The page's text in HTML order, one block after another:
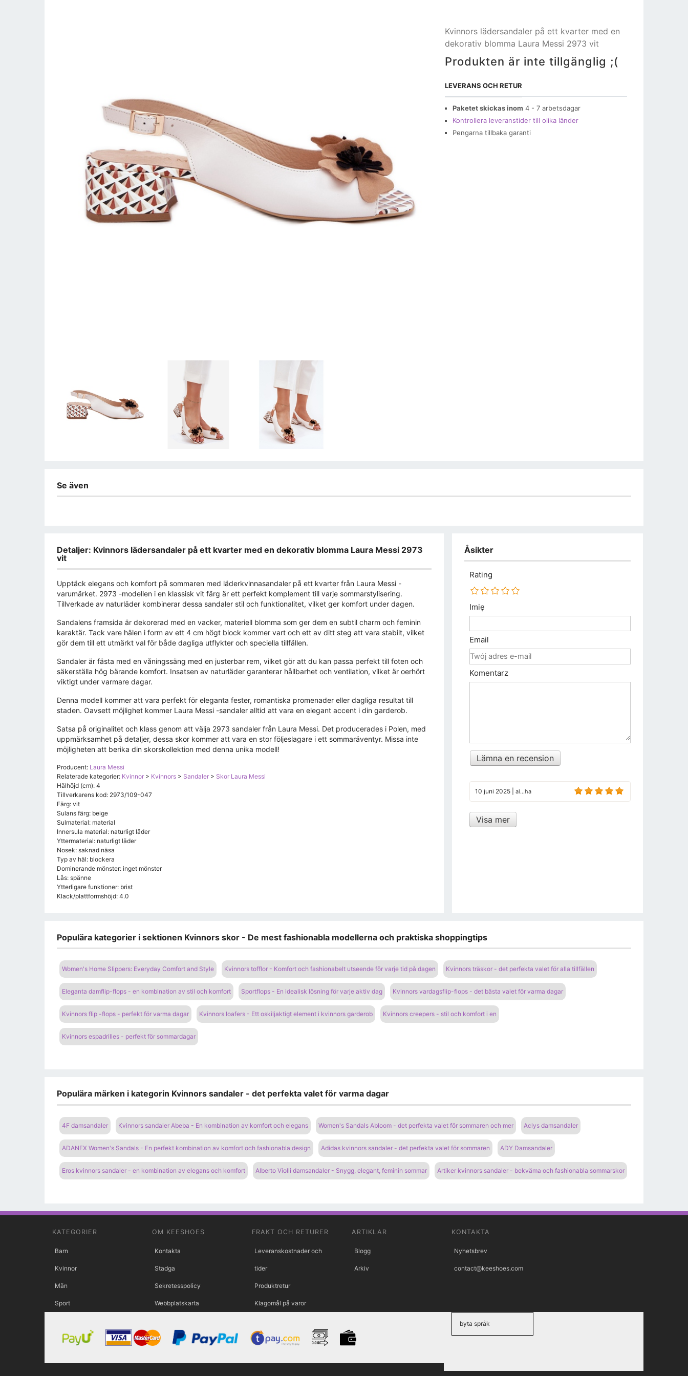
Kvinnors lädersandaler på ett kvarter med en
dekorativ blomma Laura Messi 2973 vit
Produkten är inte tillgänglig ;(
LEVERANS OCH RETUR
Paketet skickas inom 4 - 7 arbetsdagar
Kontrollera leveranstider till olika länder
Pengarna tillbaka garanti
Se även
Detaljer: Kvinnors lädersandaler på ett kvarter med en dekorativ blomma Laura Messi 2973
vit
Upptäck elegans och komfort på sommaren med läderkvinnasandaler på ett kvarter från Laura Messi -
varumärket. 2973 -modellen i en klassisk vit färg är ett perfekt komplement till varje sommarstylisering.
Tillverkade av naturläder kombinerar dessa sandaler stil och funktionalitet, vilket ger komfort under dagen.
Sandalens framsida är dekorerad med en vacker, materiell blomma som ger dem en subtil charm och feminin
karaktär. Tack vare hälen i form av ett 4 cm högt block kommer vart och ett av ditt steg att vara stabilt, vilket
gör dem till ett utmärkt val för både dagliga utflykter och speciella tillfällen.
Sandaler är fästa med en våningssäng med en justerbar rem, vilket gör att du kan passa perfekt till foten och
säkerställa hög bärande komfort. Insatsen av naturläder garanterar hållbarhet och ventilation, vilket är oerhört
viktigt under varmare dagar.
Denna modell kommer att vara perfekt för eleganta fester, romantiska promenader eller dagliga resultat till
staden. Oavsett möjlighet kommer Laura Messi -sandaler alltid att vara en elegant accent i din garderob.
Satsa på originalitet och klass genom att välja 2973 sandaler från Laura Messi. Det producerades i Polen, med
uppmärksamhet på detaljer, dessa skor kommer att vara en stor följeslagare i ett sommaräventyr. Missa inte
möjligheten att berika din skorskollektion med denna unika modell!
Producent: Laura Messi
Relaterade kategorier: Kvinnor > Kvinnors > Sandaler > Skor Laura Messi
Hälhöjd (cm): 4
Tillverkarens kod: 2973/109-047
Färg: vit
Sulans färg: beige
Sulmaterial: material
Innersula material: naturligt läder
Yttermaterial: naturligt läder
Nosek: saknad näsa
Typ av häl: blockera
Dominerande mönster: inget mönster
Lås: spänne
Ytterligare funktioner: brist
Klack/plattformshöjd: 4.0
Åsikter
Rating
Imię
Email
Komentarz
Lämna en recension
10 juni 2025 al...ha
Visa mer
Populära kategorier i sektionen Kvinnors skor - De mest fashionabla modellerna och praktiska shoppingtips
Women's Home Slippers: Everyday Comfort and Style Kvinnors tofflor - Komfort och fashionabelt utseende för varje tid på dagen Kvinnors träskor - det perfekta valet för alla tillfällen
Eleganta damflip-flops - en kombination av stil och komfort Sportflops - En idealisk lösning för varje aktiv dag Kvinnors vardagsflip-flops - det bästa valet för varma dagar
Kvinnors flip -flops - perfekt för varma dagar Kvinnors loafers - Ett oskiljaktigt element i kvinnors garderob Kvinnors creepers - stil och komfort i en
Kvinnors espadrilles - perfekt för sommardagar
Populära märken i kategorin Kvinnors sandaler - det perfekta valet för varma dagar
4F damsandaler Kvinnors sandaler Abeba - En kombination av komfort och elegans Women's Sandals Abloom - det perfekta valet för sommaren och mer Aclys damsandaler
ADANEX Women's Sandals - En perfekt kombination av komfort och fashionabla design Adidas kvinnors sandaler - det perfekta valet för sommaren ADY Damsandaler
Eros kvinnors sandaler - en kombination av elegans och komfort Alberto Violli damsandaler - Snygg, elegant, feminin sommar Artiker kvinnors sandaler - bekväma och fashionabla sommarskor
KATEGORIER
Barn
Kvinnor
Män
Sport
OM KEESHOES
Kontakta
Stadga
Sekretesspolicy
Webbplatskarta
FRAKT OCH RETURER
Leveranskostnader och
tider
Produktretur
Klagomål på varor
ARTIKLAR
Blogg
Arkiv
KONTAKTA
Nyhetsbrev
contact@keeshoes.com
byta språk